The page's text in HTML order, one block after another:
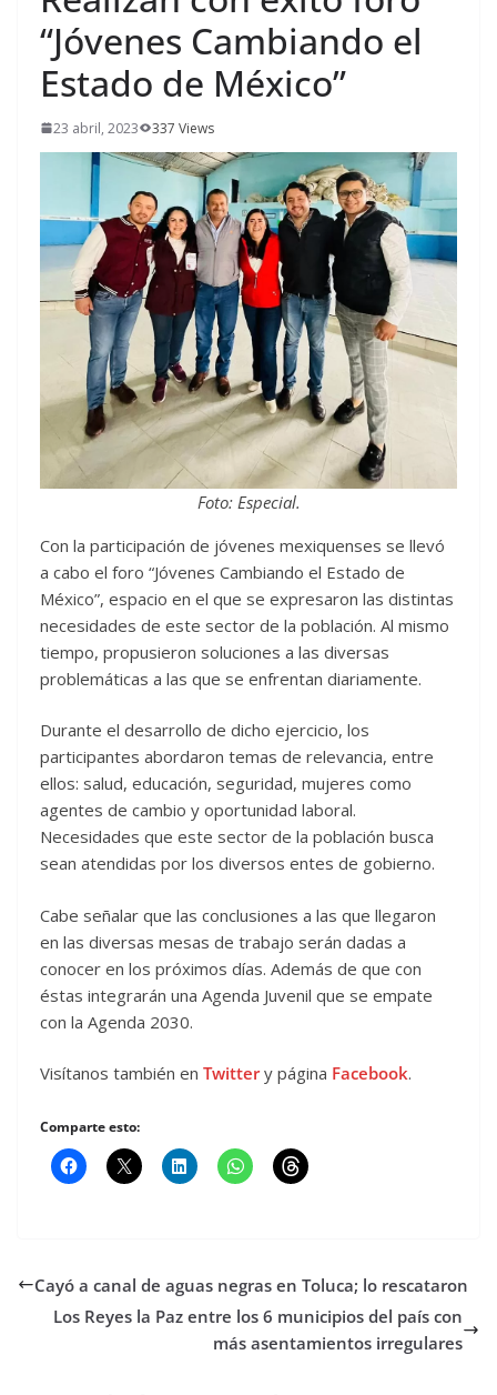
“Jóvenes Cambiando el
Estado de México”
23 abril, 2023 337 Views
Foto: Especial.
Con la participación de jóvenes mexiquenses se llevó
a cabo el foro “Jóvenes Cambiando el Estado de
México”, espacio en el que se expresaron las distintas
necesidades de este sector de la población. Al mismo
tiempo, propusieron soluciones a las diversas
problemáticas a las que se enfrentan diariamente.
Durante el desarrollo de dicho ejercicio, los
participantes abordaron temas de relevancia, entre
ellos: salud, educación, seguridad, mujeres como
agentes de cambio y oportunidad laboral.
Necesidades que este sector de la población busca
sean atendidas por los diversos entes de gobierno.
Cabe señalar que las conclusiones a las que llegaron
en las diversas mesas de trabajo serán dadas a
conocer en los próximos días. Además de que con
éstas integrarán una Agenda Juvenil que se empate
con la Agenda 2030.
Visítanos también en Twittery página Facebook.
Comparte esto:
Cayó a canal de aguas negras en Toluca; lo rescataron
Los Reyes la Paz entre los 6 municipios del país con
más asentamientos irregulares